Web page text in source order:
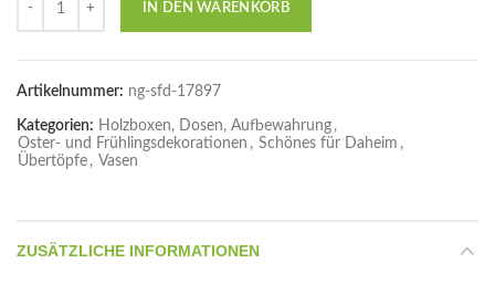
IN DEN WARENKORB
Artikelnummer: ng-sfd-17897
Kategorien: Holzboxen, Dosen, Aufbewahrung ,
Oster- und Frühlingsdekorationen , Schönes für Daheim ,
Übertöpfe , Vasen
ZUSÄTZLICHE INFORMATIONEN